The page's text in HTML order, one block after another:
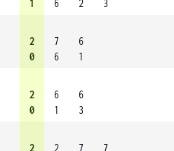
1 6 2
3
2
0
7
6
6
1
2
0
6
1
6
3
2
2
7
7